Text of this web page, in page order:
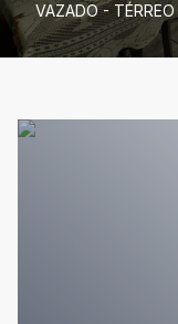
VAZADO -